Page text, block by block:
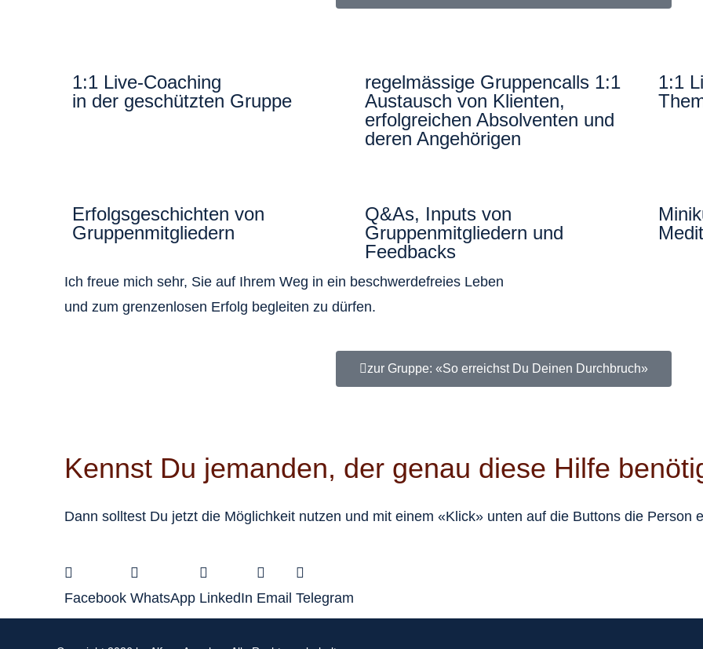
1:1 Live-Coaching
in der geschützten Gruppe
regelmässige Gruppencalls 1:1
Austausch von Klienten,
erfolgreichen Absolventen und
deren Angehörigen
1:1
Erfolgsgeschichten von
Gruppenmitgliedern
Q&As, Inputs von
Gruppenmitgliedern und
Feedbacks
Ich freue mich sehr, Sie auf Ihrem Weg in ein beschwerdefreies Leben
und zum grenzenlosen Erfolg begleiten zu dürfen.
zur Gruppe: «So erreichst Du Deinen Durchbruch»
Kennst Du jemanden, der genau diese Hilfe
Dann solltest Du jetzt die Möglichkeit nutzen und mit einem «Klick» unten auf die Buttons die Person
Facebook WhatsApp LinkedIn Email Telegram